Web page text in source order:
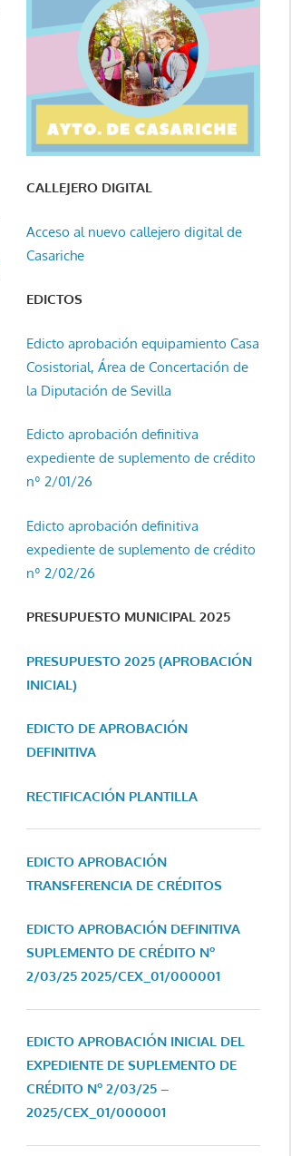
CALLEJERO DIGITAL
Acceso al nuevo callejero digital de
Casariche
EDICTOS
Edicto aprobación equipamiento Casa
Cosistorial, Área de Concertación de
la Diputación de Sevilla
Edicto aprobación definitiva
expediente de suplemento de crédito
nº 2/01/26
Edicto aprobación definitiva
expediente de suplemento de crédito
nº 2/02/26
PRESUPUESTO MUNICIPAL 2025
PRESUPUESTO 2025 (APROBACIÓN
INICIAL)
EDICTO DE APROBACIÓN
DEFINITIVA
RECTIFICACIÓN PLANTILLA
EDICTO APROBACIÓN
TRANSFERENCIA DE CRÉDITOS
EDICTO APROBACIÓN DEFINITIVA
SUPLEMENTO DE CRÉDITO Nº
2/03/25 2025/CEX_01/000001
EDICTO APROBACIÓN INICIAL DEL
EXPEDIENTE DE SUPLEMENTO DE
CRÉDITO Nº 2/03/25 –
2025/CEX_01/000001